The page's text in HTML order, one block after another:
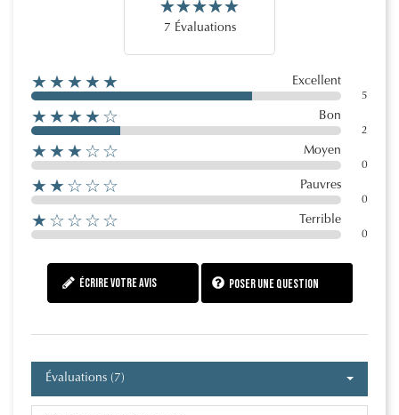
7 Évaluations
★★★★★ Excellent
5
★★★★☆ Bon
2
★★★☆☆ Moyen
0
★★☆☆☆ Pauvres
0
★☆☆☆☆ Terrible
0
Écrire votre avis Poser une question
Évaluations (7)